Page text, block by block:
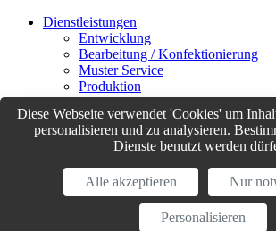
Dienstleistungen
Entwicklung
Bearbeitung / Konfektionierung
Muster Service
Produktion
Logistik
Customer Support
Datenschutzerklärung
Allgemeine
Diese Webseite verwendet 'Cookies' um
personalisieren und zu analysieren.
Dienste benutzt werden
Alle akzeptieren Nur
Personalisieren